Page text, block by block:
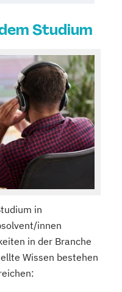
Studium
in
innen
in der Branche
Wissen bestehen